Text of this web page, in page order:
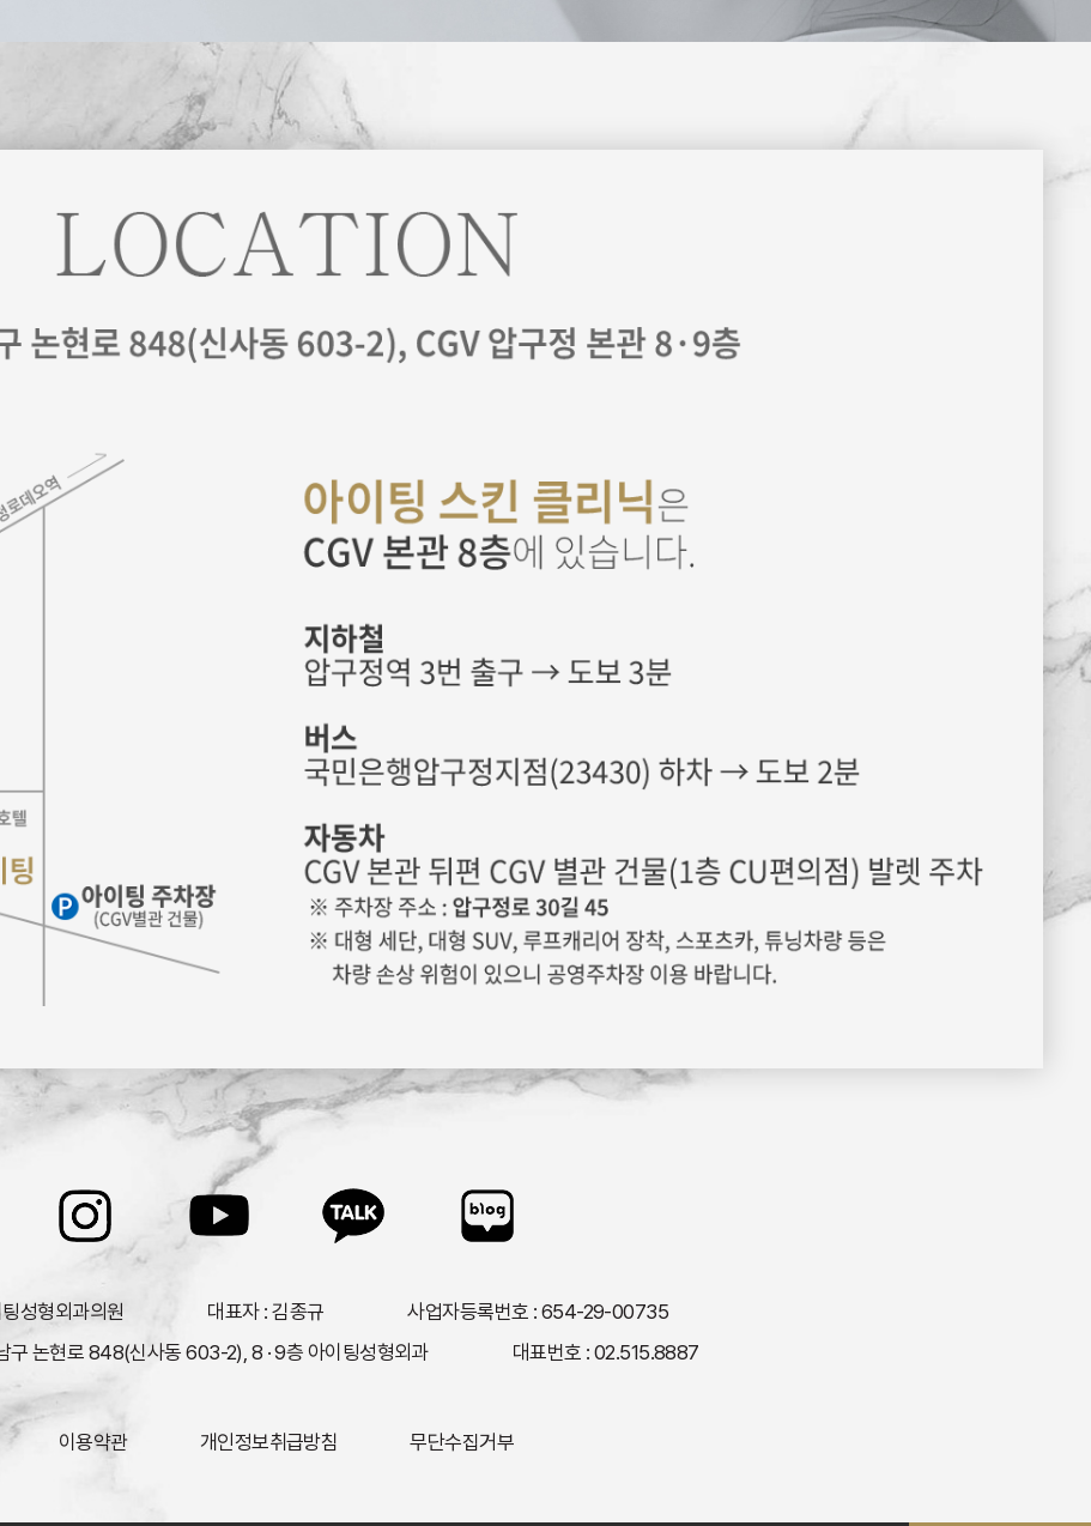
성형외과의원 대표자 : 김종규
사업자등록번호 : 654-29-00735
구 논현로 848(신사동 603-2), 8 · 9층 아이팅성형외과
대표번호 : 02.515.8887
이용약관 개인정보취급방침 무단수집거부